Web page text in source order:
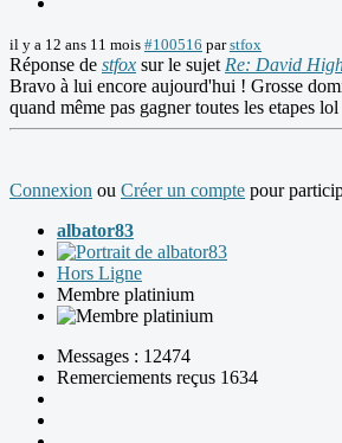
il y a 12 ans 11 mois #100516 parstfox
Réponse de stfox sur le sujet Re: David
Bravo à lui encore aujourd'hui ! Grosse
quand même pas gagner toutes les etapes lol
Connexion ou Créer un compte pour
albator83
Hors Ligne
Membre platinium
Messages : 12474
Remerciements reçus 1634